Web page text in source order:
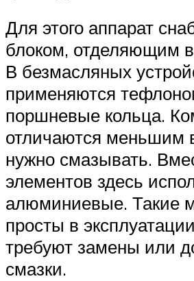
Для этого аппарат
блоком, отделяющим
В безмасляных
применяются
поршневые кольца.
отличаются меньшим
нужно смазывать.
элементов здесь
алюминиевые. Такие
просты в
требуют замены или
смазки.